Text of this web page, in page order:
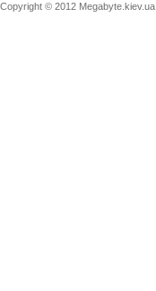
Copyright © 2012 Megabyte.kiev.ua